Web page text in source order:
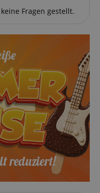
Fragen gestellt.
clicked, on
last time,